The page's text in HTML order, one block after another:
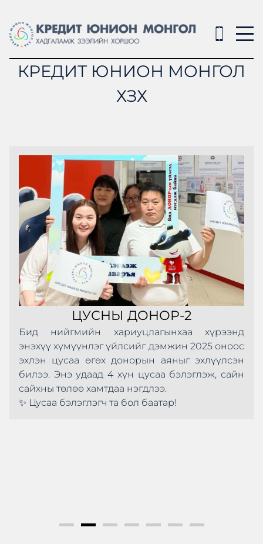
КРЕДИТ ЮНИОН МОНГОЛ
ХЗХ
ЦУСНЫ ДОНОР-2
Бид нийгмийн хариуцлагынхаа хүрээнд
энэхүү хүмүүнлэг үйлсийг дэмжин 2025 оноос
эхлэн цусаа өгөх донорын аяныг эхлүүлсэн
билээ. Энэ удаад 4 хүн цусаа бэлэглэж, сайн
сайхны төлөө хамтдаа нэгдлээ.
✨ Цусаа бэлэглэгч та бол баатар!